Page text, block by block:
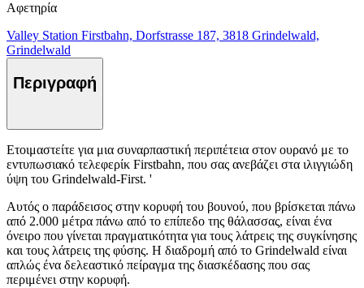
Αφετηρία
Valley Station Firstbahn, Dorfstrasse 187, 3818 Grindelwald,
Grindelwald
Περιγραφή
Ετοιμαστείτε για μια συναρπαστική περιπέτεια στον ουρανό με το
εντυπωσιακό τελεφερίκ Firstbahn, που σας ανεβάζει στα ιλιγγιώδη
ύψη του Grindelwald-First. '
Αυτός ο παράδεισος στην κορυφή του βουνού, που βρίσκεται πάνω
από 2.000 μέτρα πάνω από το επίπεδο της θάλασσας, είναι ένα
όνειρο που γίνεται πραγματικότητα για τους λάτρεις της συγκίνησης
και τους λάτρεις της φύσης. Η διαδρομή από το Grindelwald είναι
απλώς ένα δελεαστικό πείραγμα της διασκέδασης που σας
περιμένει στην κορυφή.